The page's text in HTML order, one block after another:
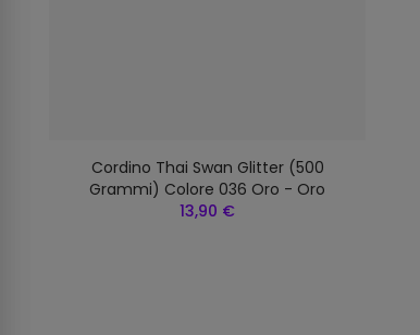
Cordino Thai Swan Glitter (500
Grammi) Colore 036 Oro - Oro
13,90 €